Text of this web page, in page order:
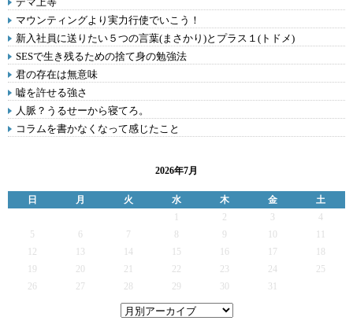
マウンティングより実力行使でいこう！
新入社員に送りたい５つの言葉(まさかり)とプラス１(トドメ)
SESで生き残るための捨て身の勉強法
君の存在は無意味
嘘を許せる強さ
人脈？うるせーから寝てろ。
コラムを書かなくなって感じたこと
2026年7月
日 月 火 水 木 金
土
2 3
4
5
6 7 9
12
13 14 15 16 17
19
20 21 22 23 24
25
26
27 28 29 30 31